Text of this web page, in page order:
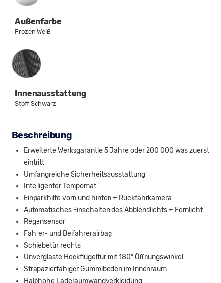
Außenfarbe
Frozen Weiß
Innenausstattung
Innenausstattung
Stoff Schwarz
Beschreibung
Erweiterte Werksgarantie 5 Jahre oder 200 000 was zuerst
eintritt
Umfangreiche Sicherheitsausstattung
Intelligenter Tempomat
Einparkhilfe vorn und hinten + Rückfahrkamera
Automatisches Einschalten des Abblendlichts + Fernlicht
Regensensor
Fahrer- und Beifahrerairbag
Schiebetür rechts
Unverglaste Heckflügeltür mit 180° Öffnungswinkel
Strapazierfähiger Gummiboden im Innenraum
Halbhohe Laderaumwandverkleidung